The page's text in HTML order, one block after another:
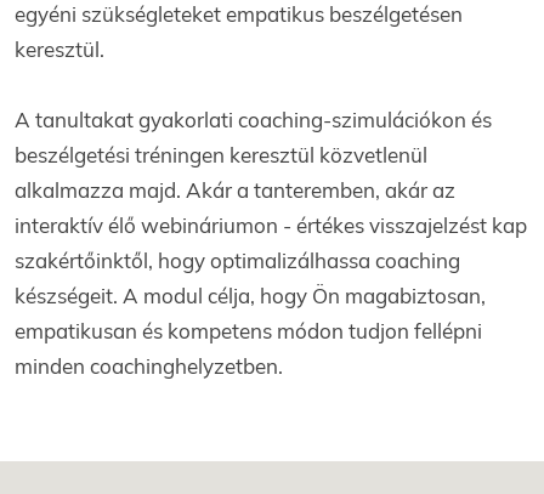
egyéni szükségleteket empatikus beszélgetésen
keresztül.
A tanultakat gyakorlati coaching-szimulációkon és
beszélgetési tréningen keresztül közvetlenül
alkalmazza majd. Akár a tanteremben, akár az
interaktív élő webináriumon - értékes visszajelzést kap
szakértőinktől, hogy optimalizálhassa coaching
készségeit. A modul célja, hogy Ön magabiztosan,
empatikusan és kompetens módon tudjon fellépni
minden coachinghelyzetben.